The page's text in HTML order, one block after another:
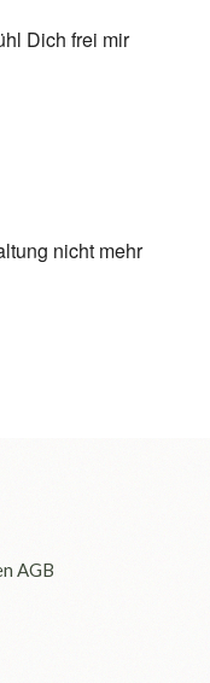
Dich frei mir
nicht mehr
AGB